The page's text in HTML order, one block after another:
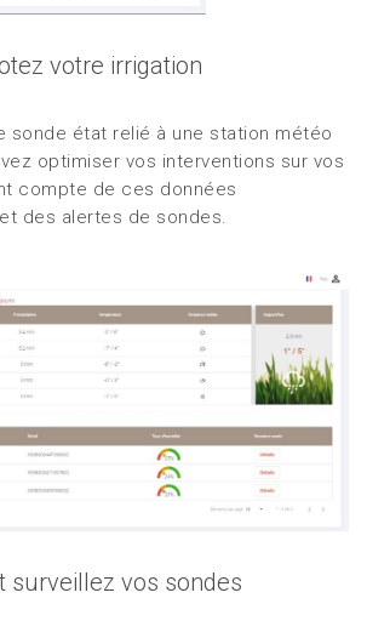
votre irrigation
sonde état relié à une station météo
optimiser vos interventions sur vos
compte de ces données
des alertes de sondes.
surveillez vos sondes